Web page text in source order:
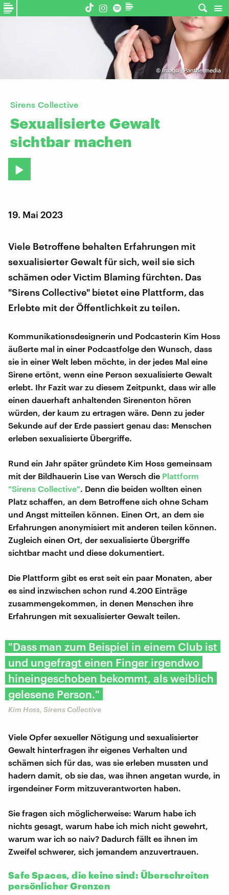
©imago | Panthermedia
Sirens Collective
Sexualisierte Gewalt
sichtbar machen
19. Mai 2023
Viele Betroffene behalten Erfahrungen mit
sexualisierter Gewalt für sich, weil sie sich
schämen oder Victim Blaming fürchten. Das
"Sirens Collective" bietet eine Plattform, das
Erlebte mit der Öffentlichkeit zu teilen.
Kommunikationsdesignerin und Podcasterin Kim Hoss
äußerte mal in einer Podcastfolge den Wunsch, dass
sie in einer Welt leben möchte, in der jedes Mal eine
Sirene ertönt, wenn eine Person sexualisierte Gewalt
erlebt. Ihr Fazit war zu diesem Zeitpunkt, dass wir alle
einen dauerhaft anhaltenden Sirenenton hören
würden, der kaum zu ertragen wäre. Denn zu jeder
Sekunde auf der Erde passiert genau das: Menschen
erleben sexualisierte Übergriffe.
Rund ein Jahr später gründete Kim Hoss gemeinsam
mit der Bildhauerin Lise van Wersch die Plattform
"Sirens Collective". Denn die beiden wollten einen
Platz schaffen, an dem Betroffene sich ohne Scham
und Angst mitteilen können. Einen Ort, an dem sie
Erfahrungen anonymisiert mit anderen teilen können.
Zugleich einen Ort, der sexualisierte Übergriffe
sichtbar macht und diese dokumentiert.
Die Plattform gibt es erst seit ein paar Monaten, aber
es sind inzwischen schon rund 4.200 Einträge
zusammengekommen, in denen Menschen ihre
Erfahrungen mit sexualisierter Gewalt teilen.
"Dass man zum Beispiel in einem Club ist
und ungefragt einen Finger irgendwo
hineingeschoben bekommt, als weiblich
gelesene Person."
Kim Hoss, Sirens Collective
Viele Opfer sexueller Nötigung und sexualisierter
Gewalt hinterfragen ihr eigenes Verhalten und
schämen sich für das, was sie erleben mussten und
hadern damit, ob sie das, was ihnen angetan wurde, in
irgendeiner Form mitzuverantworten haben.
Sie fragen sich möglicherweise: Warum habe ich
nichts gesagt, warum habe ich mich nicht gewehrt,
warum war ich so naiv? Dadurch fällt es ihnen im
Zweifel schwerer, sich jemandem anzuvertrauen.
Safe Spaces, die keine sind: Überschreiten
persönlicher Grenzen